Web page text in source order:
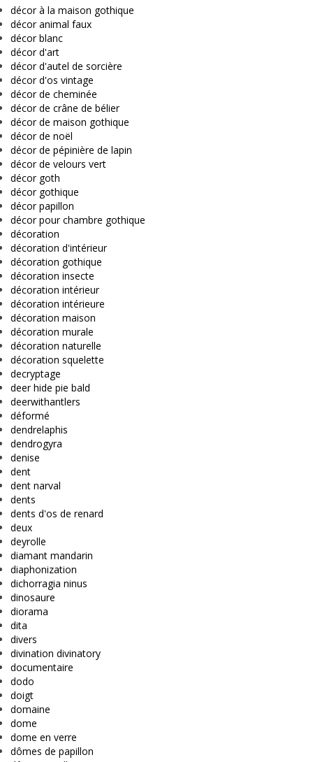
décor à la maison gothique
décor animal faux
décor blanc
décor d'art
décor d'autel de sorcière
décor d'os vintage
décor de cheminée
décor de crâne de bélier
décor de maison gothique
décor de noël
décor de pépinière de lapin
décor de velours vert
décor goth
décor gothique
décor papillon
décor pour chambre gothique
décoration
décoration d'intérieur
décoration gothique
décoration insecte
décoration intérieur
décoration intérieure
décoration maison
décoration murale
décoration naturelle
décoration squelette
decryptage
deer hide pie bald
deerwithantlers
déformé
dendrelaphis
dendrogyra
denise
dent
dent narval
dents
dents d'os de renard
deux
deyrolle
diamant mandarin
diaphonization
dichorragia ninus
dinosaure
diorama
dita
divers
divination divinatory
documentaire
dodo
doigt
domaine
dome
dome en verre
dômes de papillon